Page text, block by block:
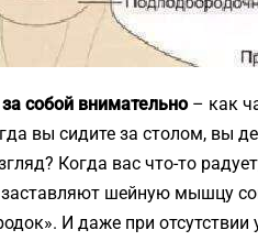
собой внимательно– как
вы сидите за столом, вы
Когда вас что-то
шейную мышцу
И даже при